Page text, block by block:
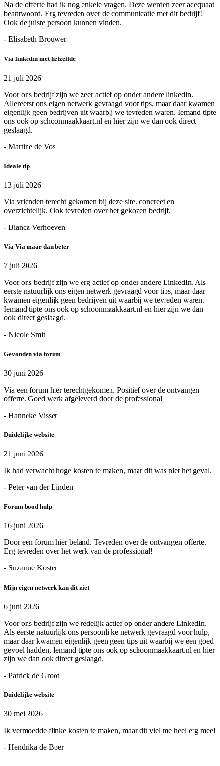
Na de offerte had ik nog enkele vragen. Deze werden zeer adequaat
beantwoord. Erg tevreden over de communicatie met dit bedrijf!
Ook de juiste persoon kunnen vinden.
- Elisabeth Brouwer
Via linkedin niet hetzelfde
21 juli 2026
Voor ons bedrijf zijn we zeer actief op onder andere linkedin.
Allereerst ons eigen netwerk gevraagd voor tips, maar daar kwamen
eigenlijk geen bedrijven uit waarbij we tevreden waren. Iemand tipte
ons ook op schoonmaakkaart.nl en hier zijn we dan ook direct
geslaagd.
- Martine de Vos
Ideale tip
13 juli 2026
Via vrienden terecht gekomen bij deze site. concreet en
overzichtelijk. Ook tevreden over het gekozen bedrijf.
- Bianca Verhoeven
Via Via maar dan beter
7 juli 2026
Voor ons bedrijf zijn we erg actief op onder andere LinkedIn. Als
eerste natuurlijk ons eigen netwerk gevraagd voor tips, maar daar
kwamen eigenlijk geen bedrijven uit waarbij we tevreden waren.
Iemand tipte ons ook op schoonmaakkaart.nl en hier zijn we dan
ook direct geslaagd.
- Nicole Smit
Gevonden via forum
30 juni 2026
Via een forum hier terechtgekomen. Positief over de ontvangen
offerte. Goed werk afgeleverd door de professional
- Hanneke Visser
Duidelijke website
21 juni 2026
Ik had verwacht hoge kosten te maken, maar dit was niet het geval.
- Peter van der Linden
Forum bood hulp
16 juni 2026
Door een forum hier beland. Tevreden over de ontvangen offerte.
Erg tevreden over het werk van de professional!
- Suzanne Koster
Mijn eigen netwerk kan dit niet
6 juni 2026
Voor ons bedrijf zijn we redelijk actief op onder andere LinkedIn.
Als eerste natuurlijk ons persoonlijke netwerk gevraagd voor hulp,
maar daar kwamen eigenlijk geen geen tips uit waarbij we een goed
gevoel hadden. Iemand tipte ons ook op schoonmaakkaart.nl en hier
zijn we dan ook direct geslaagd.
- Patrick de Groot
Duidelijke website
30 mei 2026
Ik vermoedde flinke kosten te maken, maar dit viel me heel erg mee!
- Hendrika de Boer